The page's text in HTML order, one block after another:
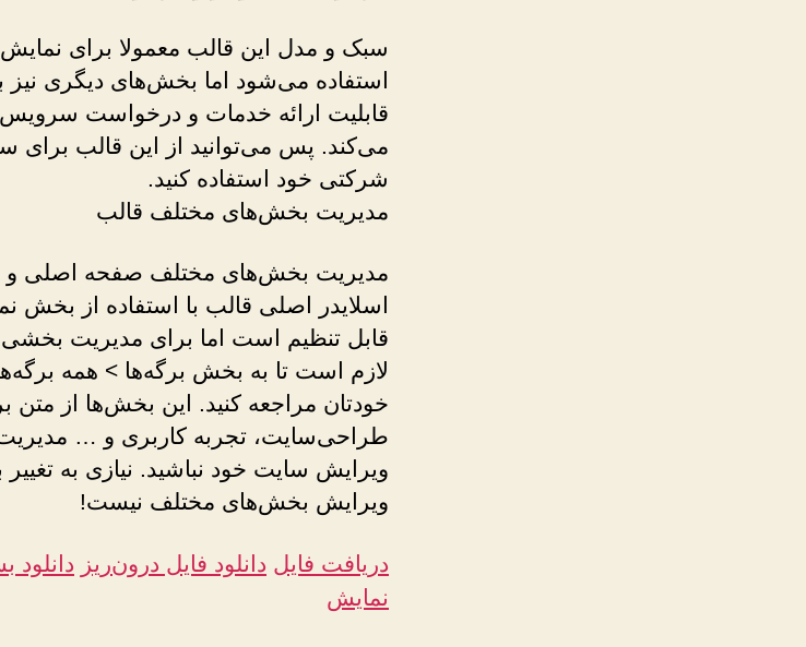
استفاده می‌شود اما بخش‌های دیگری نیز
قابلیت ارائه خدمات و درخواست سرویس
می‌کند. پس می‌توانید از این قالب
شرکتی خود استفاده کنید.
مدیریت بخش‌های مختلف قالب
مدیریت بخش‌های مختلف صفحه اصلی و
اسلایدر اصلی قالب با استفاده از
قابل تنظیم است اما برای مدیریت
لازم است تا به بخش برگه‌ها > همه
خودتان مراجعه کنید. این بخش‌ها از متن
طراحی‌سایت، تجربه کاربری و …
ویرایش سایت خود نباشید. نیازی به
ویرایش بخش‌های مختلف نیست!
دریافت فایل دانلود فایل درون‌ریز دانلود
نمایش